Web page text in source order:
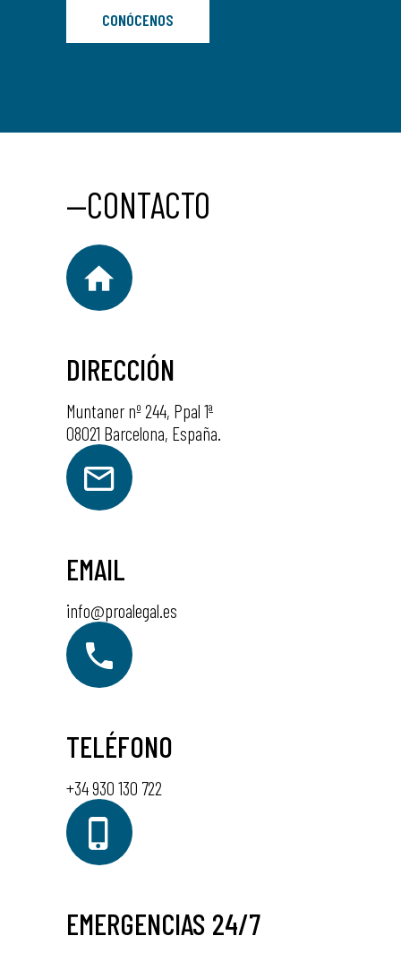
CONÓCENOS
—CONTACTO
DIRECCIÓN
Muntaner nº 244, Ppal 1ª
08021 Barcelona, España.
EMAIL
info@proalegal.es
TELÉFONO
+34 930 130 722
EMERGENCIAS 24/7